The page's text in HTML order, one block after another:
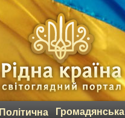
Політична Громадянська